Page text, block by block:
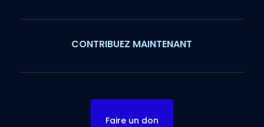
CONTRIBUEZ MAINTENANT
Faire un don